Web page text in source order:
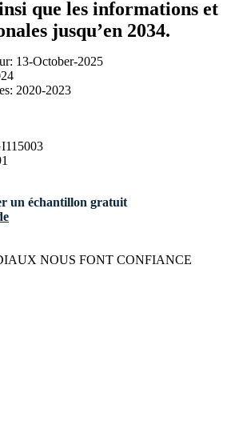
que les informations et
jusqu’en 2034.
13-October-2025
2020-2023
un échantillon gratuit
NOUS FONT CONFIANCE